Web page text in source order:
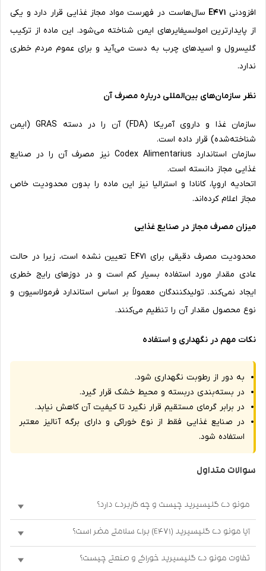
افزودنی E471 سال‌هاست در فهرست مواد مجاز غذایی قرار دارد و یکی
از پایدارترین امولسیفایرهای ایمن شناخته می‌شود. این ماده از ترکیب
گلیسرول و اسیدهای چرب به دست می‌آید و برای عموم مردم خطری
ندارد.
نظر سازمان‌های بین‌المللی درباره مصرف آن
سازمان غذا و داروی آمریکا (FDA) آن را در دسته GRAS (ایمن
شناخته‌شده) قرار داده است.
سازمان استاندارد Codex Alimentarius نیز مصرف آن را در صنایع
غذایی مجاز دانسته است.
اتحادیه اروپا، کانادا و استرالیا نیز این ماده را بدون محدودیت خاص
مجاز اعلام کرده‌اند.
میزان مصرف مجاز در صنایع غذایی
محدودیت مصرف دقیقی برای E471 تعیین نشده است، زیرا در حالت
عادی مقدار مورد استفاده بسیار کم است و در دوزهای رایج خطری
ایجاد نمی‌کند. تولیدکنندگان معمولاً بر اساس استاندارد فرمولاسیون و
نوع محصول مقدار آن را تنظیم می‌کنند.
نکات مهم در نگهداری و استفاده
به دور از رطوبت نگهداری شود.
در بسته‌بندی دربسته و محیط خشک قرار گیرد.
در برابر گرمای مستقیم قرار نگیرد تا کیفیت آن کاهش نیابد.
در صنایع غذایی فقط از نوع خوراکی و دارای برگه آنالیز معتبر
استفاده شود.
سوالات متداول
مونو دی گلیسیرید چیست و چه کاربردی دارد؟
آیا مونو دی گلیسیرید (E471) برای سلامتی مضر است؟
تفاوت مونو دی گلیسیرید خوراکی و صنعتی چیست؟